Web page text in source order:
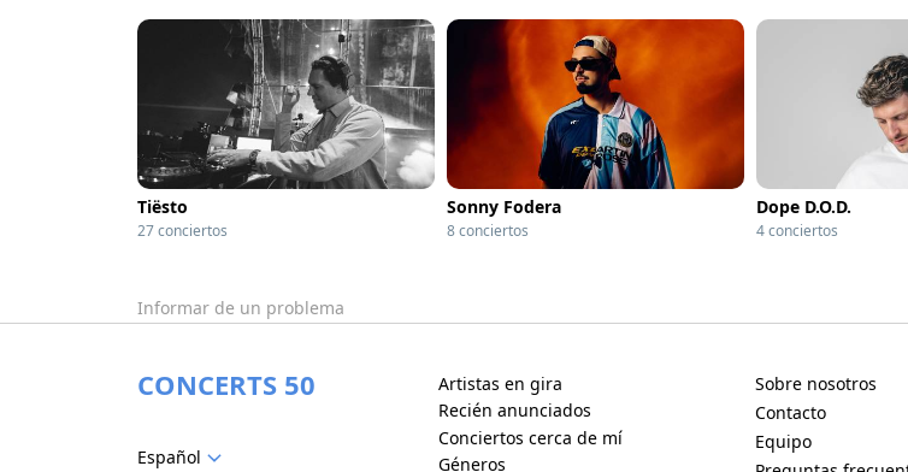
Tiësto
27 conciertos
Sonny Fodera
8 conciertos
Dope D.O.D.
4 conciertos
Informar de un problema
CONCERTS 50
Español
Artistas en gira
Recién anunciados
Conciertos cerca de mí
Géneros
Sobre nosotros
Contacto
Equipo